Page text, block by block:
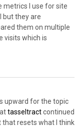
metrics I use for site
but they are
them on multiple
visits which is
upward for the topic
tasseltractcontinued
resets what I think